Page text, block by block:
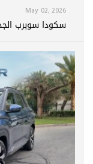
May 02, 2026
سكودا سوبرب